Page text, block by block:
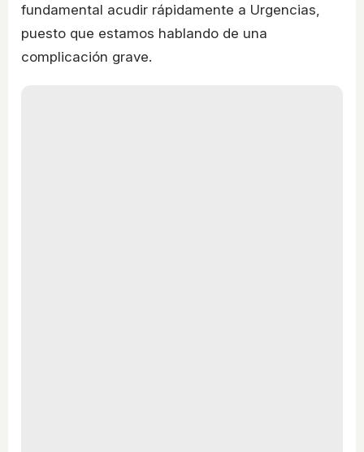
fundamental acudir rápidamente a Urgencias,
puesto que estamos hablando de una
complicación grave.